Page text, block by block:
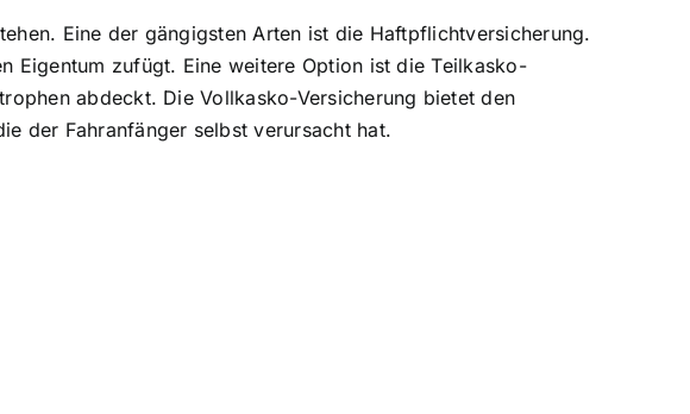
Eine der gängigsten Arten ist die Haftpflichtversicherung.
Eigentum zufügt. Eine weitere Option ist die Teilkasko-
abdeckt. Die Vollkasko-Versicherung bietet den
der Fahranfänger selbst verursacht hat.